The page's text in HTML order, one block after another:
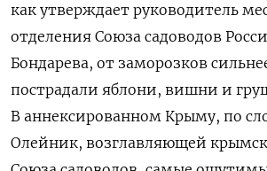
как утверждает руководитель
отделения Союза садоводов
Бондарева, от заморозков
пострадали яблони, вишни и
В аннексированном Крыму, по
Олейник, возглавляющей